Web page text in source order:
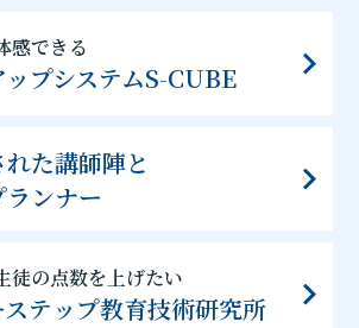
感できる
ップシステムS-CUBE
た講師陣と
ンナー
徒の点数を上げたい
ステップ教育技術研究所